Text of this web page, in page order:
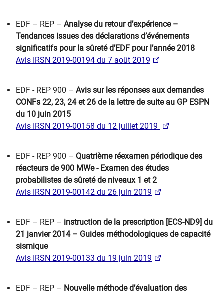
EDF – REP – Analyse du retour d’expérience –
Tendances issues des déclarations d’événements
significatifs pour la sûreté d’EDF pour l’année 2018
Avis IRSN 2019-00194 du 7 août 2019
EDF - REP 900 – Avis sur les réponses aux demandes
CONFs 22, 23, 24 et 26 de la lettre de suite au GP ESPN
du 10 juin 2015
Avis IRSN 2019-00158 du 12 juillet 2019
EDF - REP 900 – Quatrième réexamen périodique des
réacteurs de 900 MWe - Examen des études
probabilistes de sûreté de niveaux 1 et 2
Avis IRSN 2019-00142 du 26 juin 2019
EDF – REP – instruction de la prescription [ECS-ND9] du
21 janvier 2014 – Guides méthodologiques de capacité
sismique
Avis IRSN 2019-00133 du 19 juin 2019​
EDF – REP – Nouvelle méthode d’évaluation des